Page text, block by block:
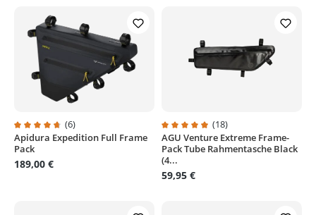
Durchschnittliche Bewertung von 4.8 von 5 Sternen
(6)
Apidura Expedition Full Frame
Pack
189,00 €
Durchschnittliche Bewertung
(18)
AGU Venture Extreme Frame-
Pack Tube Rahmentasche Black
(4...
59,95 €